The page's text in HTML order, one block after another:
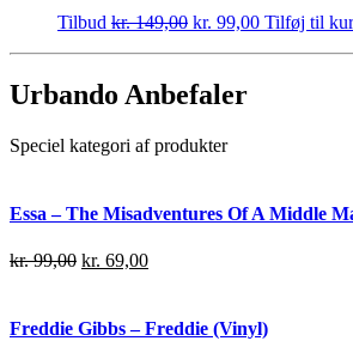
Tilbud kr.149,00 kr. 99,00 Tilføj til
Urbando Anbefaler
Speciel kategori af produkter
Essa – The Misadventures Of A Middle
kr.99,00 kr. 69,00
Freddie Gibbs – Freddie (Vinyl)